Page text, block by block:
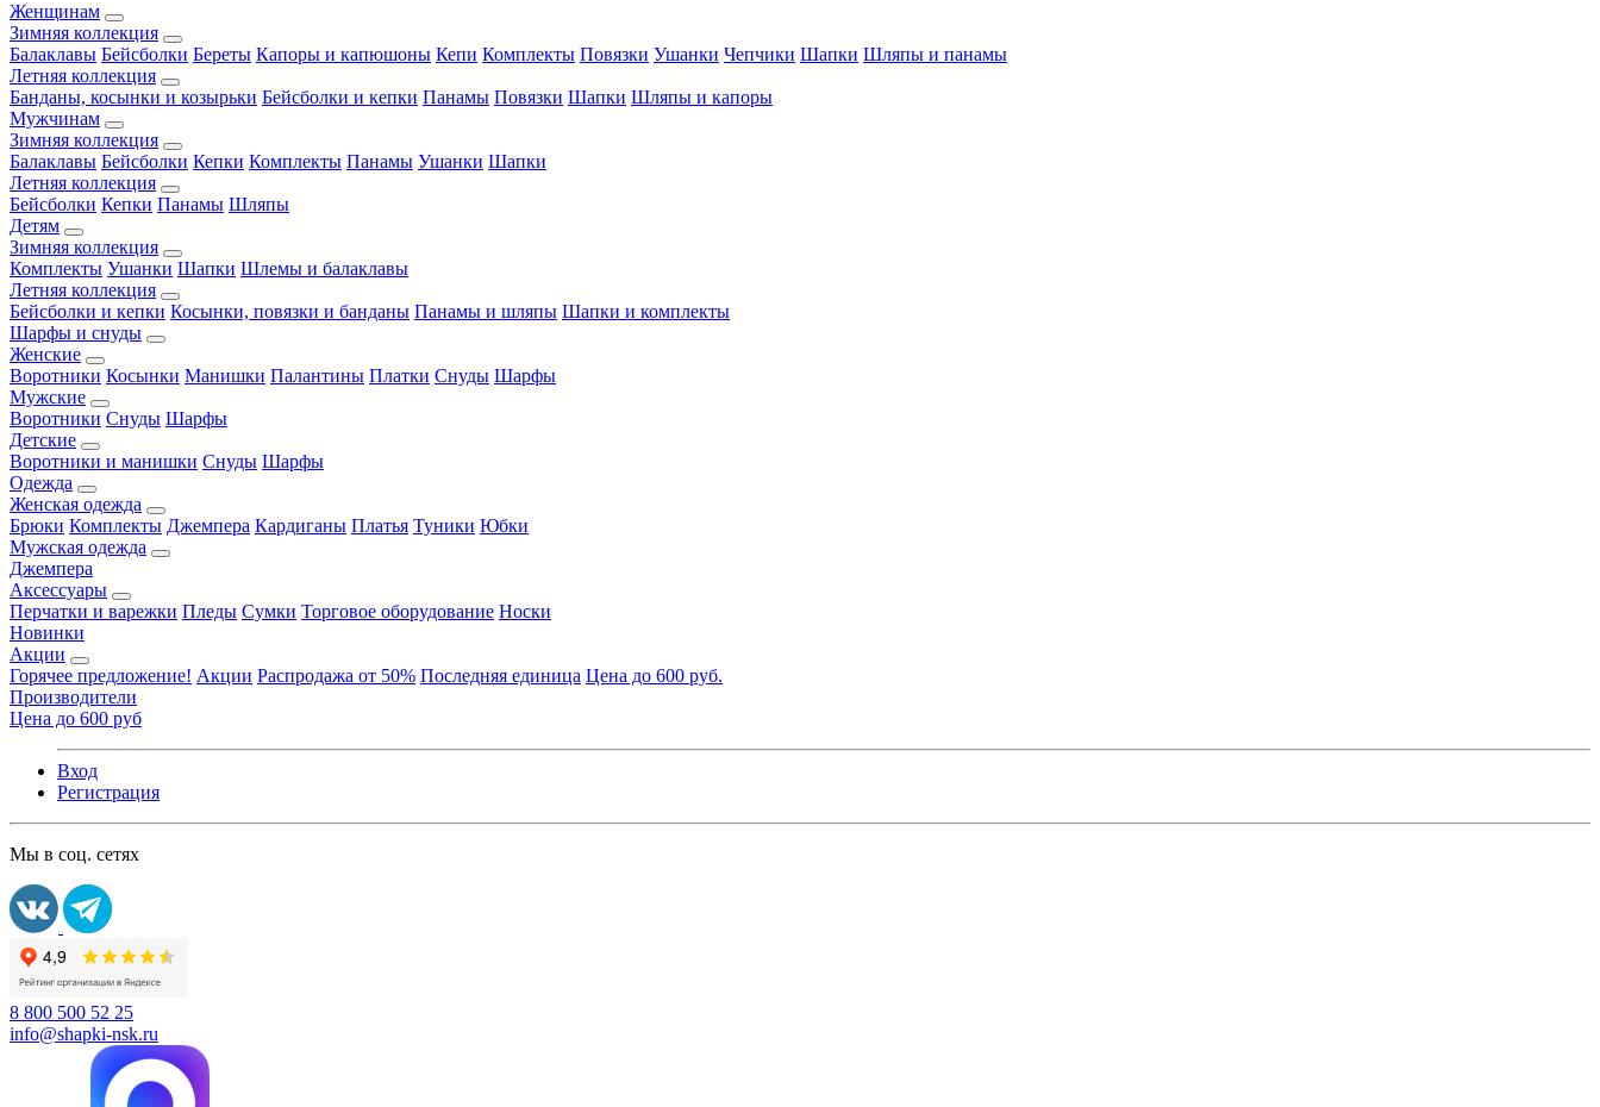
Женщинам
Зимняя коллекция
Балаклавы Бейсболки Береты Капоры и капюшоны Кепи Комплекты Повязки Ушанки Чепчики Шапки Шляпы и панамы
Летняя коллекция
Банданы, косынки и козырьки Бейсболки и кепки Панамы Повязки Шапки Шляпы и капоры
Мужчинам
Зимняя коллекция
Балаклавы Бейсболки Кепки Комплекты Панамы Ушанки Шапки
Летняя коллекция
Бейсболки Кепки Панамы Шляпы
Детям
Зимняя коллекция
Комплекты Ушанки Шапки Шлемы и балаклавы
Летняя коллекция
Бейсболки и кепки Косынки, повязки и банданы Панамы и шляпы Шапки и комплекты
Шарфы и снуды
Женские
Воротники Косынки Манишки Палантины Платки Снуды Шарфы
Мужские
Воротники Снуды Шарфы
Детские
Воротники и манишки Снуды Шарфы
Одежда
Женская одежда
Брюки Комплекты Джемпера Кардиганы Платья Туники Юбки
Мужская одежда
Джемпера
Аксессуары
Перчатки и варежки Пледы Сумки Торговое оборудование Носки
Новинки
Акции
Горячее предложение! Акции Распродажа от 50% Последняя единица Цена до 600 руб.
Производители
Цена до 600 руб
Вход
Регистрация
Мы в соц. сетях
8 800 500 52 25
info@shapki-nsk.ru